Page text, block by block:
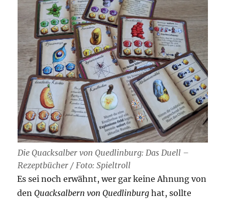
Die Quacksalber von Quedlinburg: Das Duell –
Rezeptbücher / Foto: Spieltroll
Es sei noch erwähnt, wer gar keine Ahnung von
denQuacksalbern von Quedlinburg hat, sollte